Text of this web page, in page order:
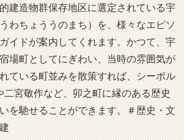
建造物群保存地区に選定されている宇
わちょううのまち）を、様々なエピソ
イドが案内してくれます。かつて、宇
場町としてにぎわい、当時の雰囲気が
ている町並みを散策すれば、シーボル
二宮敬作など、卯之町に縁のある歴史
を馳せることができます。＃歴史・文